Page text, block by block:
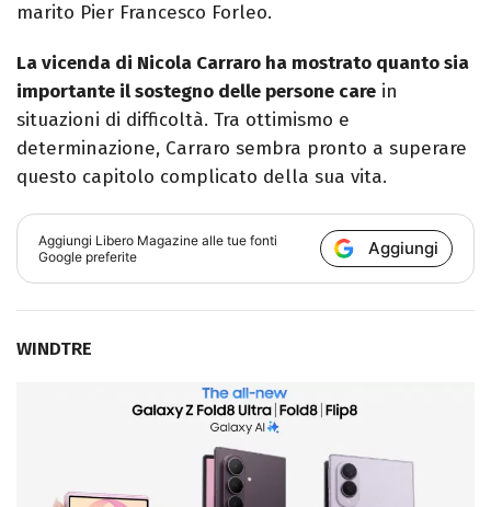
marito Pier Francesco Forleo.
La vicenda di Nicola Carraro ha mostrato quanto sia
importante il sostegno delle persone care in
situazioni di difficoltà. Tra ottimismo e
determinazione, Carraro sembra pronto a superare
questo capitolo complicato della sua vita.
Aggiungi Libero Magazine alle tue fonti
Google preferite
Aggiungi
WINDTRE